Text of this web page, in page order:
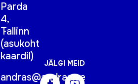
Parda
4,
Tallinn
(asukoht
kaardil)
andras@andras.ee
JÄLGI MEID